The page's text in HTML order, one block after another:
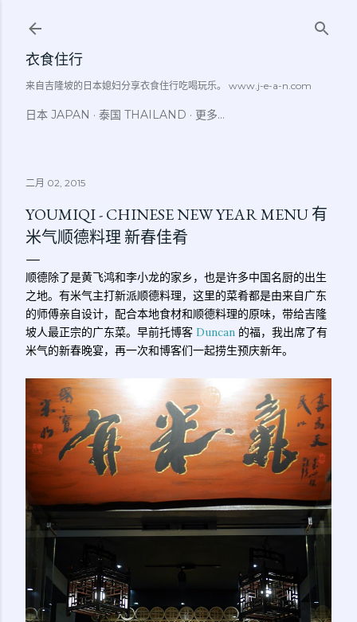
衣食住行
来自吉隆坡的日本媳妇分享衣食住行吃喝玩乐。 www.j-e-a-n.com
日本 JAPAN 泰国 THAILAND 更多…
二月 02, 2015
YOUMIQI - CHINESE NEW YEAR MENU 有
米气顺德料理 新春佳肴
顺德除了是黄飞鸿和李小龙的家乡，也是许多中国名厨的出生
之地。有米气主打新派顺德料理，这里的菜肴都是由来自广东
的师傅亲自设计，配合本地食材和顺德料理的原味，带给吉隆
坡人最正宗的广东菜。早前托博客 Duncan 的福，我出席了有
米气的新春晚宴，再一次和博客们一起捞生预庆新年。